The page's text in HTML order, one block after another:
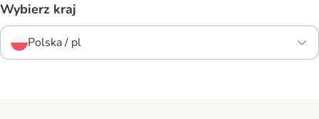
Wybierz kraj
Polska / pl